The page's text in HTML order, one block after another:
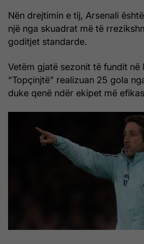
Nën drejtimin e tij, Arsenali
një nga skuadrat më të
goditjet standarde.
Vetëm gjatë sezonit të fundit në
“Topçinjtë” realizuan 25 gola
duke qenë ndër ekipet më